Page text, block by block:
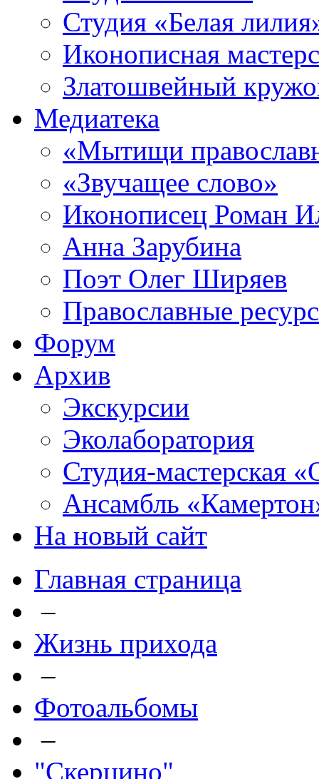
Студия «Белая
Иконописная
Златошвейный
Медиатека
«Мытищи
«Звучащее слово»
Иконописец Роман
Анна Зарубина
Поэт Олег Ширяев
Православные
Форум
Архив
Экскурсии
Эколаборатория
Студия-мастерская
Ансамбль
На новый сайт
Главная страница
–
Жизнь прихода
–
Фотоальбомы
–
"Скерцино"